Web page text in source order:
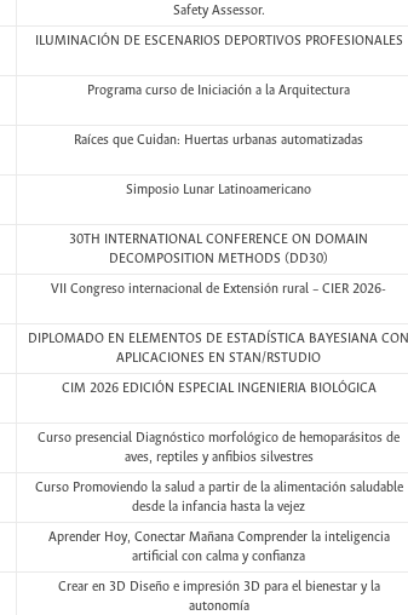
Safety Assessor.
ILUMINACIÓN DE ESCENARIOS DEPORTIVOS PROFESIONALES
Programa curso de Iniciación a la Arquitectura
Raíces que Cuidan: Huertas urbanas automatizadas
Simposio Lunar Latinoamericano
30TH INTERNATIONAL CONFERENCE ON DOMAIN
DECOMPOSITION METHODS (DD30)
VII Congreso internacional de Extensión rural – CIER 2026-
DIPLOMADO EN ELEMENTOS DE ESTADÍSTICA BAYESIANA CON
APLICACIONES EN STAN/RSTUDIO
CIM 2026 EDICIÓN ESPECIAL INGENIERIA BIOLÓGICA
Curso presencial Diagnóstico morfológico de hemoparásitos de
aves, reptiles y anfibios silvestres
Curso Promoviendo la salud a partir de la alimentación saludable
desde la infancia hasta la vejez
Aprender Hoy, Conectar Mañana Comprender la inteligencia
artificial con calma y confianza
Crear en 3D Diseño e impresión 3D para el bienestar y la
autonomía